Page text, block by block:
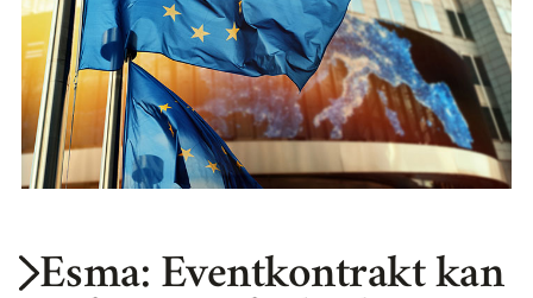
Esma: Eventkontrakt kan